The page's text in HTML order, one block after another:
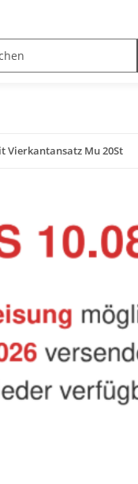
Vierkantansatz Mu 20St